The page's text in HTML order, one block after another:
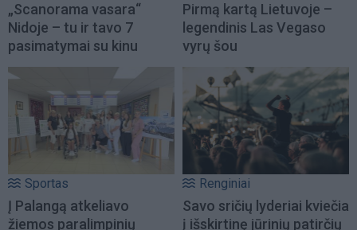
„Scanorama vasara“
Nidoje – tu ir tavo 7
pasimatymai su kinu
Pirmą kartą Lietuvoje –
legendinis Las Vegaso
vyrų šou
Sportas
Į Palangą atkeliavo
žiemos paralimpinių
Renginiai
Savo sričių lyderiai kviečia
į išskirtinę jūrinių patirčių